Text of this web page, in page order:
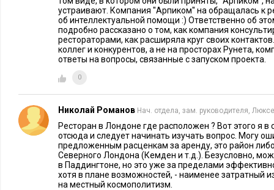
:Итак, вы выбрали помещение. Кто занимался
В Лондоне огромная проблема с помещениями, в
особенно в центре, какие-то узкие, неудобные, находятся
сталинском здании с четырехметровыми потолками
нет ничего более удобного для магазина или ресторана. А
с узкими лестницами. Поэтому ресторан площадью 500
будет считаться средним по размеру, а в Лондоне – просто
составляет обычно 200-300 метров.
:Вы сотрудничали с английскими дизайнерами?
устраивают. Компания ''Арпиком'' на обращалась к
об интеллектуальной помощи :) Ответственно об
подробно рассказано о том, как компания
рестораторами, как расширяла круг своих
коллег и конкурентов, а не на просторах Рунета,
ответы на вопросы, связанные с запуском проекта.
0
Николай Романов Нач. отдела, зам. руководителя,
Ресторан в Лондоне где расположен ? Вот этого я
отсюда и следует начинать изучать вопрос. Могу
предложенным расценкам за аренду, это район
Северного Лондона (Кемден и т.д.). Безусловно,
в Паддингтоне, но это уже за пределами
хотя в плане возможностей, - наименее затратный
на местный космополитизм.